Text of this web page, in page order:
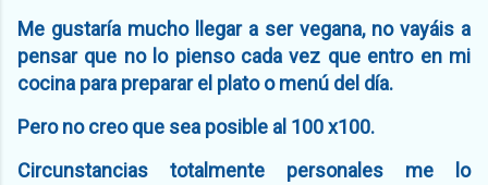
Me gustaría mucho llegar a ser vegana, no vayáis a
pensar que no lo pienso cada vez que entro en mi
cocina para preparar el plato o menú del día.
Pero no creo que sea posible al 100 x100.
Circunstancias totalmente personales me lo